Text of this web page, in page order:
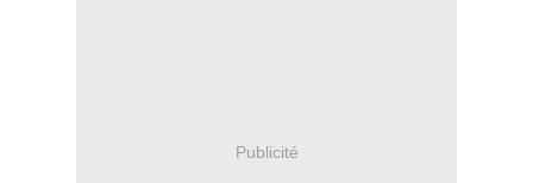
Publicité